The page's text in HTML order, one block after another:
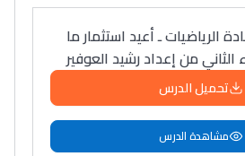
الرياضيات ـ أعيد استثمار ما
الثاني من إعداد رشيد العوفير
تحميل الدرس
مشاهدة الدرس